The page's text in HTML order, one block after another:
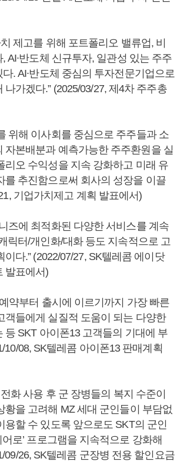
제고를 위해 포트폴리오 밸류업, 비
AI∙반도체 신규투자, 일관성 있는 주주
. AI∙반도체 중심의 투자전문기업으로
나가겠다.” (2025/03/27, 제4차 주주총
위해 이사회를 중심으로 주주들과 소
자본배분과 예측가능한 주주환원을 실
리오 수익성을 지속 강화하고 미래 유
를 추진함으로써 회사의 성장을 이끌
기업가치제고 계획 발표에서)
즈에 최적화된 다양한 서비스를 계속
릭터/개인화/대화 등도 지속적으로 고
이다.” (2022/07/27, SK텔레콤 에이닷
발표에서)
약부터 출시에 이르기까지 가장 빠른
객들에게 실질적 도움이 되는 다양한
등 SKT 아이폰13 고객들의 기대에 부
10/08, SK텔레콤 아이폰13 판매계획
화 사용 후 군 장병들의 복지 수준이
황을 고려해 MZ 세대 군인들이 부담없
용할 수 있도록 앞으로도 SKT의 군인
어로’ 프로그램을 지속적으로 강화해
09/26, SK텔레콤 군장병 전용 할인요금